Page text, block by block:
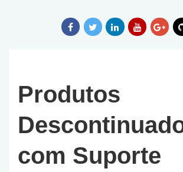
Produtos
com Suporte